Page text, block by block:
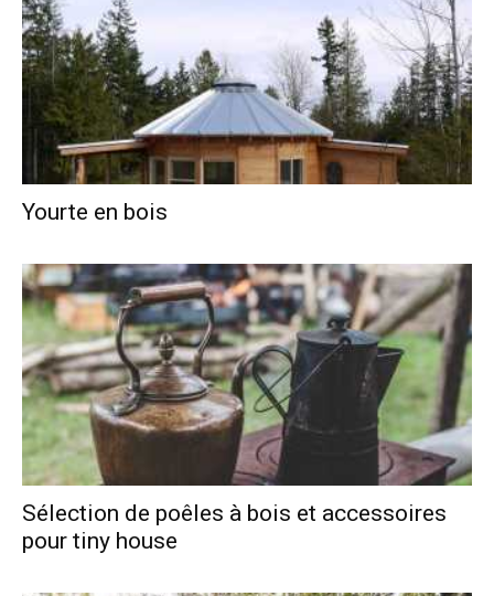
Yourte en bois
Sélection de poêles à bois et accessoires
pour tiny house